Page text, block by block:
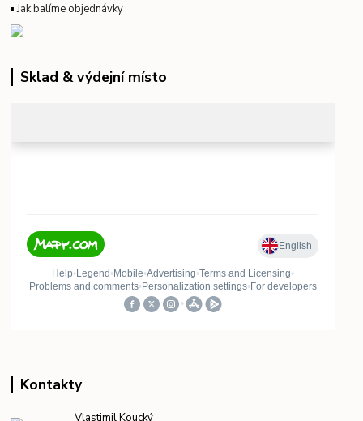
▪Jak balíme objednávky
Sklad & výdejní místo
Kontakty
Vlastimil Koucký